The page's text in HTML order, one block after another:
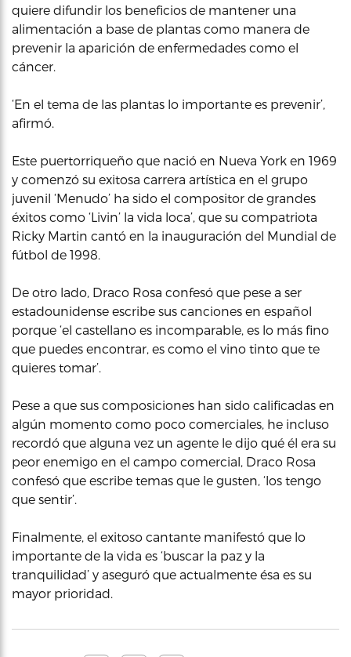
quiere difundir los beneficios de mantener una
alimentación a base de plantas como manera de
prevenir la aparición de enfermedades como el
cáncer.
‘En el tema de las plantas lo importante es prevenir’,
afirmó.
Este puertorriqueño que nació en Nueva York en 1969
y comenzó su exitosa carrera artística en el grupo
juvenil ‘Menudo’ ha sido el compositor de grandes
éxitos como ‘Livin’ la vida loca’, que su compatriota
Ricky Martin cantó en la inauguración del Mundial de
fútbol de 1998.
De otro lado, Draco Rosa confesó que pese a ser
estadounidense escribe sus canciones en español
porque ‘el castellano es incomparable, es lo más fino
que puedes encontrar, es como el vino tinto que te
quieres tomar’.
Pese a que sus composiciones han sido calificadas en
algún momento como poco comerciales, he incluso
recordó que alguna vez un agente le dijo qué él era su
peor enemigo en el campo comercial, Draco Rosa
confesó que escribe temas que le gusten, ‘los tengo
que sentir’.
Finalmente, el exitoso cantante manifestó que lo
importante de la vida es ‘buscar la paz y la
tranquilidad’ y aseguró que actualmente ésa es su
mayor prioridad.